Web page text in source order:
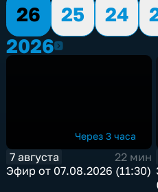
26
25 24
20262026
Через 3 часа
7 августа
22 мин
Эфир от 07.08.2026 (11:30)